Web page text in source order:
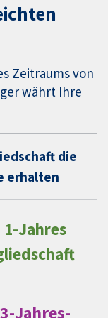
Zeitraums von
währt Ihre
die
erhalten
Jahres
3-Jahres-